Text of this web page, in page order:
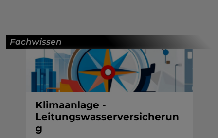
Fachwissen
Klimaanlage -
Leitungswasserversicherun
g